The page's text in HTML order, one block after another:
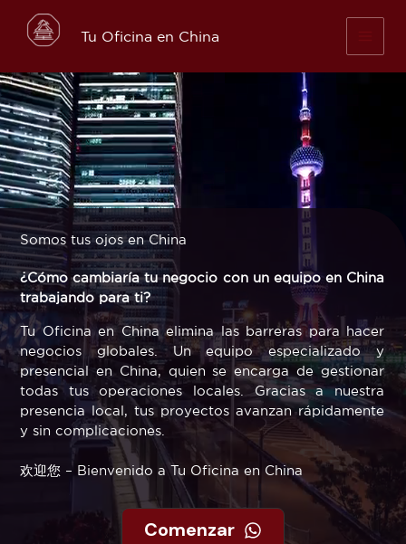
content
Tu Oficina en China
Somos tus ojos en China
¿Cómo cambiaría tu negocio con un equipo en China
trabajando para ti?
Tu Oficina en China elimina las barreras para hacer
negocios globales. Un equipo especializado y
presencial en China, quien se encarga de gestionar
todas tus operaciones locales. Gracias a nuestra
presencia local, tus proyectos avanzan rápidamente
y sin complicaciones.
欢迎您 – Bienvenido a Tu Oficina en China
Comenzar